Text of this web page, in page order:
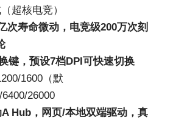
超核电竞）
次寿命微动，电竞级200万次刻
键，预设7档DPI可快速切换
1600（默
26000
A Hub，网页/本地双端驱动，真